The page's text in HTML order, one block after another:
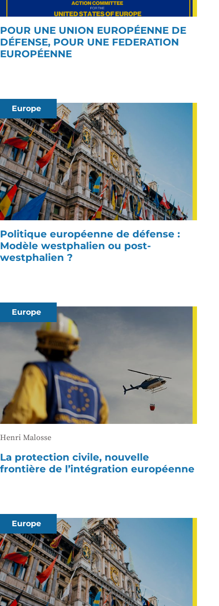
POUR UNE UNION EUROPÉENNE DE
DÉFENSE, POUR UNE FEDERATION
EUROPÉENNE
Europe
Politique européenne de défense :
Modèle westphalien ou post-
westphalien ?
Europe
Henri Malosse
La protection civile, nouvelle
frontière de l’intégration européenne
Europe